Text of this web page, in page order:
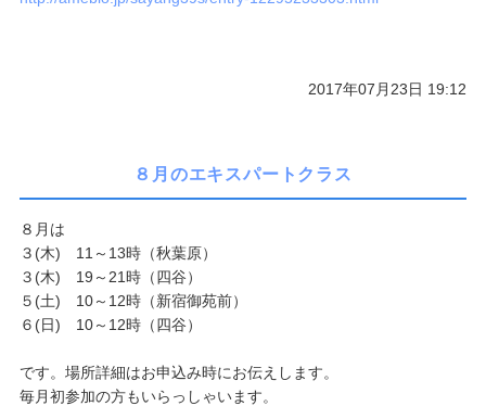
2017年07月23日 19:12
８月のエキスパートクラス
８月は
３(木) 11～13時（秋葉原）
３(木) 19～21時（四谷）
５(土) 10～12時（新宿御苑前）
６(日) 10～12時（四谷）
です。場所詳細はお申込み時にお伝えします。
毎月初参加の方もいらっしゃいます。